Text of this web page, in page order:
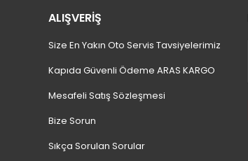
ALIŞVERİŞ
Size En Yakın Oto Servis Tavsiyelerimiz
Kapıda Güvenli Ödeme ARAS KARGO
Mesafeli Satış Sözleşmesi
Bize Sorun
Sıkça Sorulan Sorular